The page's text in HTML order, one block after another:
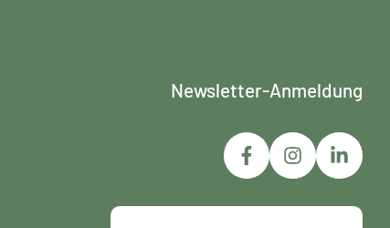
Newsletter-Anmeldung